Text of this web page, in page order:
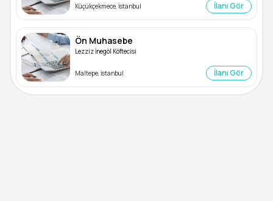
Küçükçekmece, İstanbul İlanı Gör
Ön Muhasebe
Lezziz İnegöl Köftecisi
Maltepe, İstanbul İlanı Gör